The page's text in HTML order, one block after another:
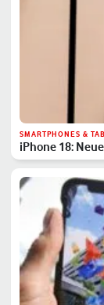
SMARTPHONES &
iPhone 18: